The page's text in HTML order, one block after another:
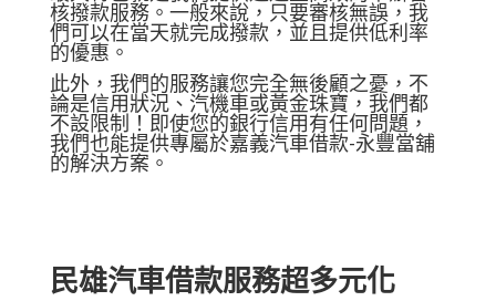
核撥款服務。一般來說，只要審核無誤，我
們可以在當天就完成撥款，並且提供低利率
的優惠。
此外，我們的服務讓您完全無後顧之憂，不
論是信用狀況、汽機車或黃金珠寶，我們都
不設限制！即使您的銀行信用有任何問題，
我們也能提供專屬於嘉義汽車借款-永豐當舖
的解決方案。
民雄汽車借款服務超多元化